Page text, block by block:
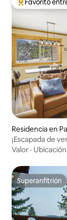
De los mejores
Favorito
Residencia en
¡Escapada de
en jul/ago antes
Valor · Ubicación
Superanfitrión
Superanfitrión